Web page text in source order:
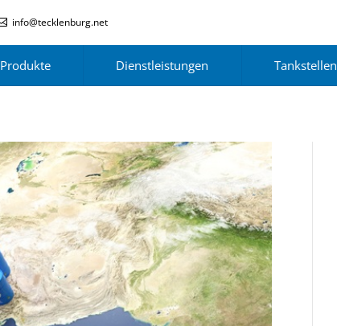
info@tecklenburg.net
Produkte Dienstleistungen Tankstellen